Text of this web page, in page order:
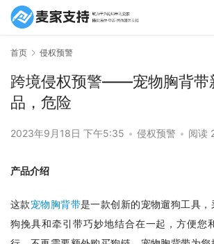
首页 侵权预警
跨境侵权预警——宠物胸背带
品，危险
2023年9月18日 下午5:35 • 侵权预警 • 阅读
产品介绍
这款宠物胸背带是一款创新的宠物遛狗工具
狗挽具和牵引带巧妙地结合在一起，方便您